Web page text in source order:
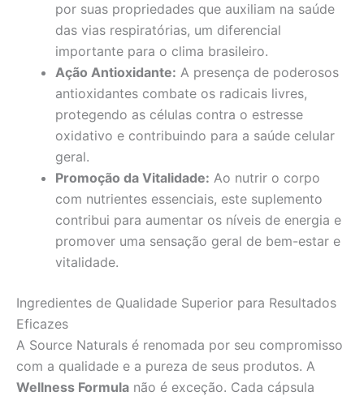
por suas propriedades que auxiliam na saúde
das vias respiratórias, um diferencial
importante para o clima brasileiro.
Ação Antioxidante: A presença de poderosos
antioxidantes combate os radicais livres,
protegendo as células contra o estresse
oxidativo e contribuindo para a saúde celular
geral.
Promoção da Vitalidade: Ao nutrir o corpo
com nutrientes essenciais, este suplemento
contribui para aumentar os níveis de energia e
promover uma sensação geral de bem-estar e
vitalidade.
Ingredientes de Qualidade Superior para Resultados
Eficazes
A Source Naturals é renomada por seu compromisso
com a qualidade e a pureza de seus produtos. A
Wellness Formula não é exceção. Cada cápsula